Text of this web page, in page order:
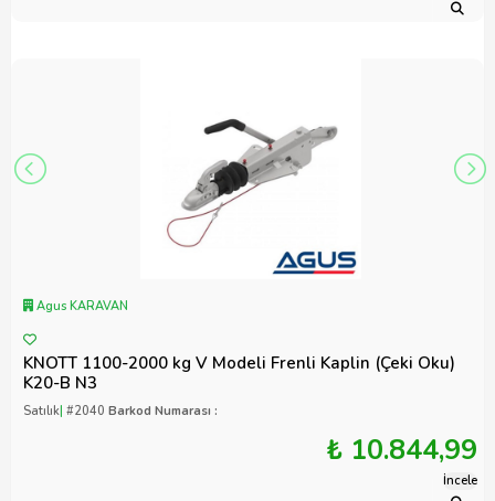
Agus KARAVAN
KNOTT 1100-2000 kg V Modeli Frenli Kaplin (Çeki Oku)
K20-B N3
Satılık| #2040 Barkod Numarası :
₺ 10.844,99
İncele